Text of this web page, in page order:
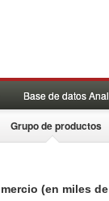
Base de datos
Grupo de productos
(en miles de